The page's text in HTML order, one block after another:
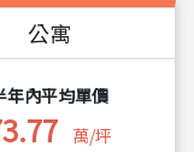
公寓
年內平均單價
萬/坪